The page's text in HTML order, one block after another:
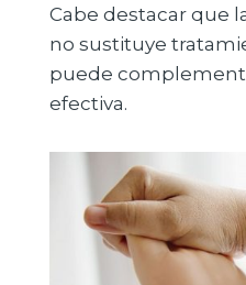
Cabe destacar que
no sustituye
puede
efectiva.